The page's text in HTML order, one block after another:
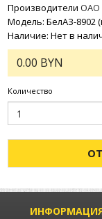
Производители ОАО
Модель: БелАЗ-8902
Наличие: Нет в
0.00 BYN
Количество